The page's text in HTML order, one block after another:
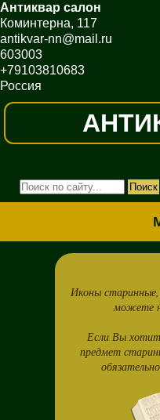
Антиквар салон
Коминтерна, 117
antikvar-nn@mail.ru
603003
+79103810683
Россия
Иконы
можете
Если Вы
предмет